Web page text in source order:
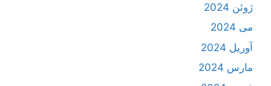
ژوئن 2024
می 2024
آوریل 2024
مارس 2024